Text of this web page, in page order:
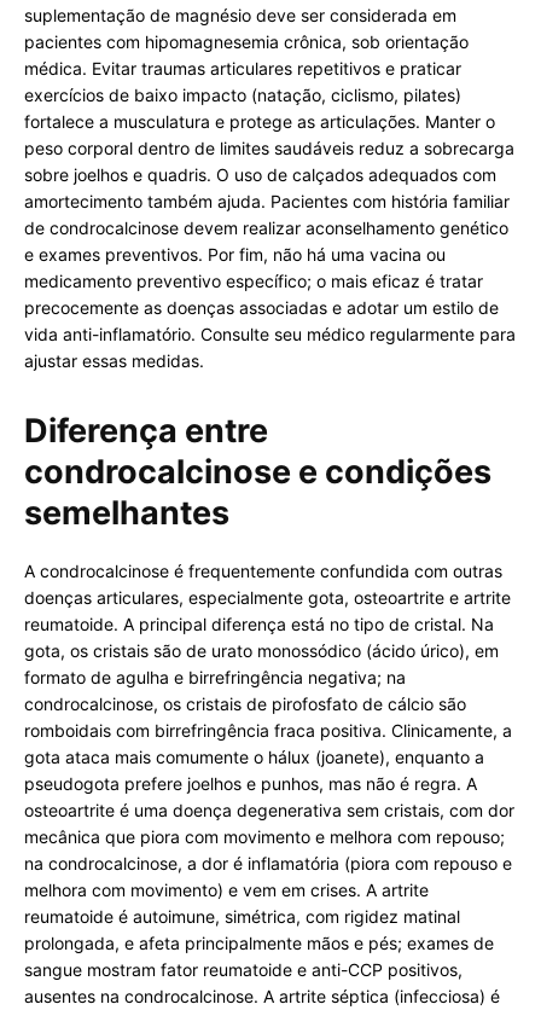
suplementação de magnésio deve ser considerada em
pacientes com hipomagnesemia crônica, sob orientação
médica. Evitar traumas articulares repetitivos e praticar
exercícios de baixo impacto (natação, ciclismo, pilates)
fortalece a musculatura e protege as articulações. Manter o
peso corporal dentro de limites saudáveis reduz a sobrecarga
sobre joelhos e quadris. O uso de calçados adequados com
amortecimento também ajuda. Pacientes com história familiar
de condrocalcinose devem realizar aconselhamento genético
e exames preventivos. Por fim, não há uma vacina ou
medicamento preventivo específico; o mais eficaz é tratar
precocemente as doenças associadas e adotar um estilo de
vida anti-inflamatório. Consulte seu médico regularmente para
ajustar essas medidas.
Diferença entre
condrocalcinose e condições
semelhantes
A condrocalcinose é frequentemente confundida com outras
doenças articulares, especialmente gota, osteoartrite e artrite
reumatoide. A principal diferença está no tipo de cristal. Na
gota, os cristais são de urato monossódico (ácido úrico), em
formato de agulha e birrefringência negativa; na
condrocalcinose, os cristais de pirofosfato de cálcio são
romboidais com birrefringência fraca positiva. Clinicamente, a
gota ataca mais comumente o hálux (joanete), enquanto a
pseudogota prefere joelhos e punhos, mas não é regra. A
osteoartrite é uma doença degenerativa sem cristais, com dor
mecânica que piora com movimento e melhora com repouso;
na condrocalcinose, a dor é inflamatória (piora com repouso e
melhora com movimento) e vem em crises. A artrite
reumatoide é autoimune, simétrica, com rigidez matinal
prolongada, e afeta principalmente mãos e pés; exames de
sangue mostram fator reumatoide e anti-CCP positivos,
ausentes na condrocalcinose. A artrite séptica (infecciosa) é